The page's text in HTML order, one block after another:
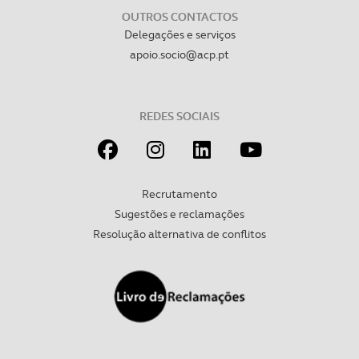
Realçamos que o bloqueio de certo tipo de Cookies e
tecnologias similares pode ter impacto na sua
OUTROS CONTACTOS
Delegações e serviços
apoio.socio@acp.pt
REDES SOCIAIS
Recrutamento
Sugestões e reclamações
Resolução alternativa de conflitos